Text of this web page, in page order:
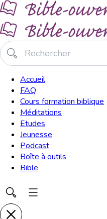
Accueil
FAQ
Cours formation biblique
Méditations
Etudes
Jeunesse
Podcast
Boîte à outils
Bible